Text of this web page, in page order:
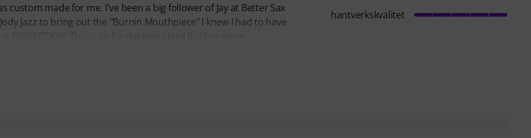
custom made for me. I've been a big follower of Jay at Better Sax
Jazz to bring out the "Burnin Mouthpiece" I knew I had to have
hantverkskvalitet